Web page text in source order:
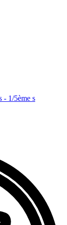
- 1/5ème s